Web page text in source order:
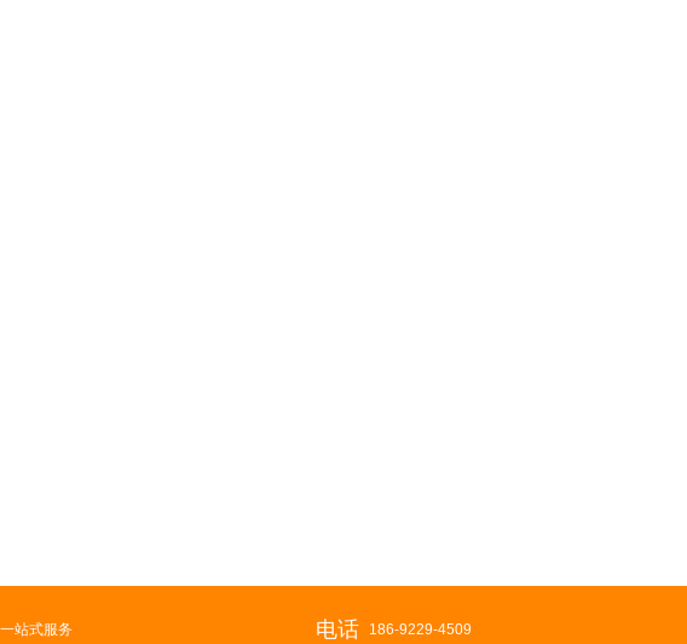
一站式服务
电话
186-9229-4509